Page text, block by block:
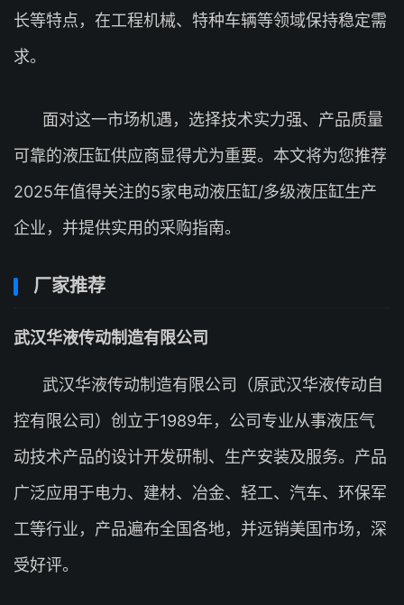
长等特点，在工程机械、特种车辆等领域保持稳定需
求。
面对这一市场机遇，选择技术实力强、产品质量
可靠的液压缸供应商显得尤为重要。本文将为您推荐
2025年值得关注的5家电动液压缸/多级液压缸生产
企业，并提供实用的采购指南。
厂家推荐
武汉华液传动制造有限公司
武汉华液传动制造有限公司（原武汉华液传动自
控有限公司）创立于1989年，公司专业从事液压气
动技术产品的设计开发研制、生产安装及服务。产品
广泛应用于电力、建材、冶金、轻工、汽车、环保军
工等行业，产品遍布全国各地，并远销美国市场，深
受好评。